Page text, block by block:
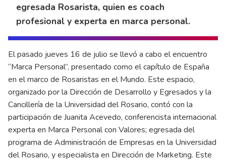
egresada Rosarista, quien es coach
profesional y experta en marca personal.
El pasado jueves 16 de julio se llevó a cabo el encuentro
“Marca Personal”, presentado como el capítulo de España
en el marco de Rosaristas en el Mundo. Este espacio,
organizado por la Dirección de Desarrollo y Egresados y la
Cancillería de la Universidad del Rosario, contó con la
participación de Juanita Acevedo, conferencista internacional
experta en Marca Personal con Valores; egresada del
programa de Administración de Empresas en la Universidad
del Rosario, y especialista en Dirección de Marketing. Este